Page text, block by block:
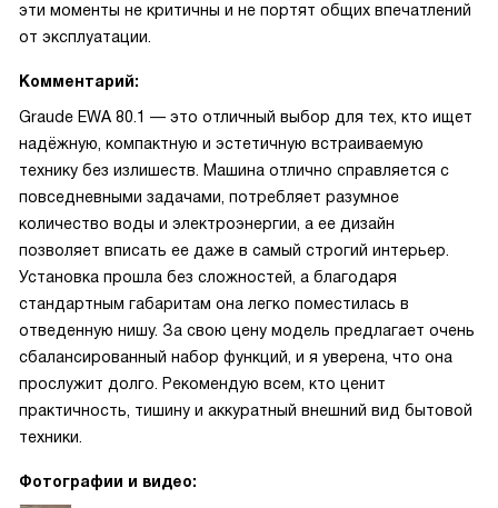
эти моменты не критичны и не портят общих впечатлений
от эксплуатации.
Комментарий:
Graude EWA 80.1 — это отличный выбор для тех, кто ищет
надёжную, компактную и эстетичную встраиваемую
технику без излишеств. Машина отлично справляется с
повседневными задачами, потребляет разумное
количество воды и электроэнергии, а ее дизайн
позволяет вписать ее даже в самый строгий интерьер.
Установка прошла без сложностей, а благодаря
стандартным габаритам она легко поместилась в
отведенную нишу. За свою цену модель предлагает очень
сбалансированный набор функций, и я уверена, что она
прослужит долго. Рекомендую всем, кто ценит
практичность, тишину и аккуратный внешний вид бытовой
техники.
Фотографии и видео: